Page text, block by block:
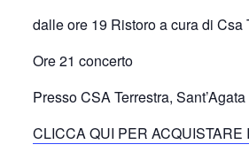
dalle ore 19 Ristoro a cura di Csa
Ore 21 concerto
Presso CSA Terrestra,
CLICCA QUI PER ACQUISTARE